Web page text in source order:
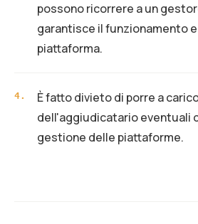
possono ricorrere a un
garantisce il funzionamento
piattaforma.
4.
È fatto divieto di porre a
dell'aggiudicatario eventuali
gestione delle piattaforme.